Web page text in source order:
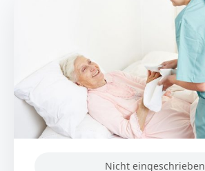
Nicht eingeschrieben